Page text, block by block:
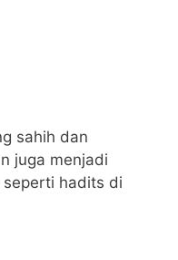
sahih dan
juga menjadi
hadits di